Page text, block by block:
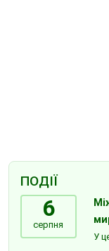
ПОДІЇ
6
серпня
У